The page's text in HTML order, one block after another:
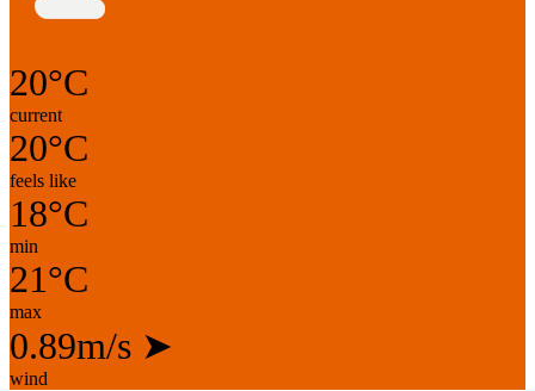
20°C
current
20°C
feels like
18°C
min
21°C
max
0.89m/s ➤
wind